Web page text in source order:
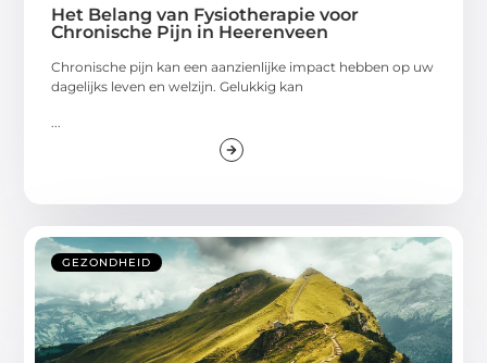
Het Belang van Fysiotherapie voor
Chronische Pijn in Heerenveen
Chronische pijn kan een aanzienlijke impact hebben op uw
dagelijks leven en welzijn. Gelukkig kan
GEZONDHEID